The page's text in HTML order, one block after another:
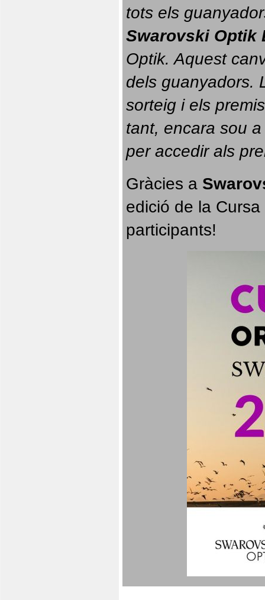
tots els
Swarovski Optik
Optik. Aquest
dels guanyadors.
sorteig i els
tant, encara sou
per accedir als
Gràcies a
edició de la
participants!